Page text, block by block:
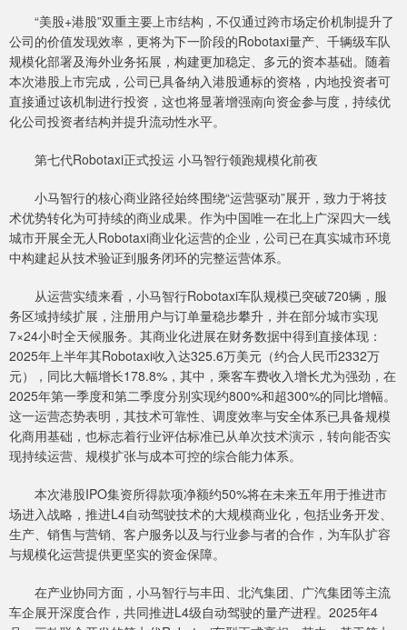
“美股+港股”双重主要上市结构，不仅通过跨市场定价机制提升了
公司的价值发现效率，更将为下一阶段的Robotaxi量产、千辆级车队
规模化部署及海外业务拓展，构建更加稳定、多元的资本基础。随着
本次港股上市完成，公司已具备纳入港股通标的资格，内地投资者可
直接通过该机制进行投资，这也将显著增强南向资金参与度，持续优
化公司投资者结构并提升流动性水平。
第七代Robotaxi正式投运 小马智行领跑规模化前夜
小马智行的核心商业路径始终围绕“运营驱动”展开，致力于将技
术优势转化为可持续的商业成果。作为中国唯一在北上广深四大一线
城市开展全无人Robotaxi商业化运营的企业，公司已在真实城市环境
中构建起从技术验证到服务闭环的完整运营体系。
从运营实绩来看，小马智行Robotaxi车队规模已突破720辆，服
务区域持续扩展，注册用户与订单量稳步攀升，并在部分城市实现
7×24小时全天候服务。其商业化进展在财务数据中得到直接体现：
2025年上半年其Robotaxi收入达325.6万美元（约合人民币2332万
元），同比大幅增长178.8%，其中，乘客车费收入增长尤为强劲，在
2025年第一季度和第二季度分别实现约800%和超300%的同比增幅。
这一运营态势表明，其技术可靠性、调度效率与安全体系已具备规模
化商用基础，也标志着行业评估标准已从单次技术演示，转向能否实
现持续运营、规模扩张与成本可控的综合能力体系。
本次港股IPO集资所得款项净额约50%将在未来五年用于推进市
场进入战略，推进L4自动驾驶技术的大规模商业化，包括业务开发、
生产、销售与营销、客户服务以及与行业参与者的合作，为车队扩容
与规模化运营提供更坚实的资金保障。
在产业协同方面，小马智行与丰田、北汽集团、广汽集团等主流
车企展开深度合作，共同推进L4级自动驾驶的量产进程。2025年4